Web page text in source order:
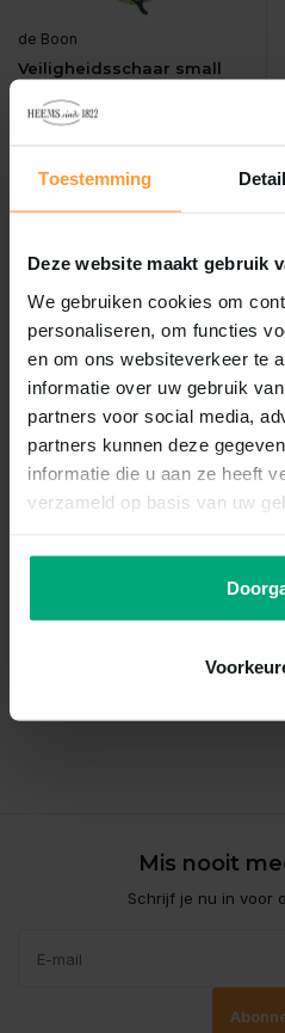
Toestemming
Deze website maakt gebruik
We gebruiken cookies om
personaliseren, om functies
en om ons websiteverkeer te
informatie over uw gebruik
partners voor social media,
partners kunnen deze
informatie die u aan ze heeft
verzameld op basis van uw
de Boon
Veiligheidsschaar small
Vergelijk
Bekijken
Overige categorieën in Kat
Mis nooit
Schrijf je nu in voor